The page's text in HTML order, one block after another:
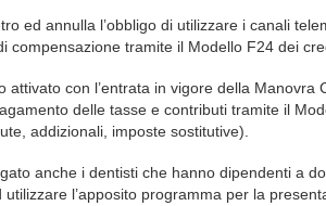
ed annulla l’obbligo di utilizzare i canali
compensazione tramite il Modello F24 dei
attivato con l’entrata in vigore della
delle tasse e contributi tramite il
addizionali, imposte sostitutive).
anche i dentisti che hanno dipendenti a
utilizzare l’apposito programma per la